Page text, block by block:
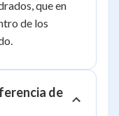
que en
de los
de